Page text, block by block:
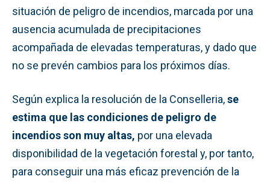
situación de peligro de incendios, marcada por una
ausencia acumulada de precipitaciones
acompañada de elevadas temperaturas, y dado que
no se prevén cambios para los próximos días.
Según explica la resolución de la Conselleria,se
estima que las condiciones de peligro de
incendios son muy altas, por una elevada
disponibilidad de la vegetación forestal y, por tanto,
para conseguir una más eficaz prevención de la